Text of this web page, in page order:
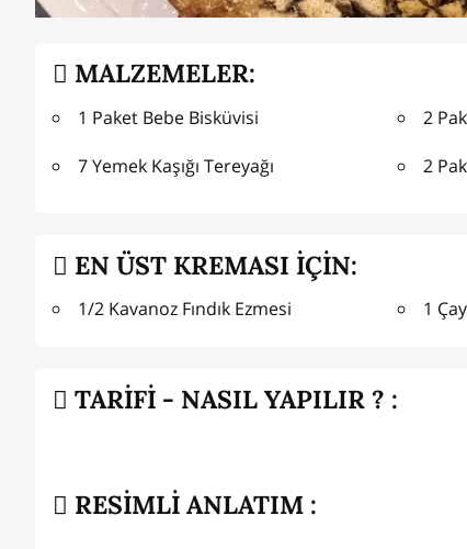
MALZEMELER:
1 Paket Bebe Bisküvisi
7 Yemek Kaşığı Tereyağı
2
2
EN ÜST KREMASI İÇİN:
1/2 Kavanoz Fındık Ezmesi 1
TARİFİ - NASIL YAPILIR ? :
RESİMLİ ANLATIM :